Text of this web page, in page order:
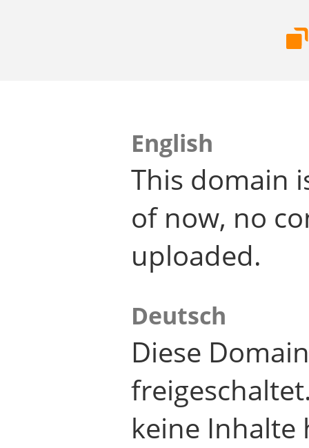
English
This domain
of now, no
uploaded.
Deutsch
Diese
keine Inhalte